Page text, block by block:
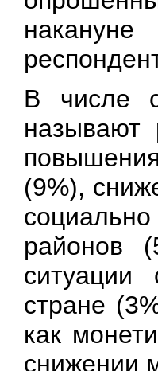
В числе
называют
(9%),
районов
ситуации
стране
как
снижении